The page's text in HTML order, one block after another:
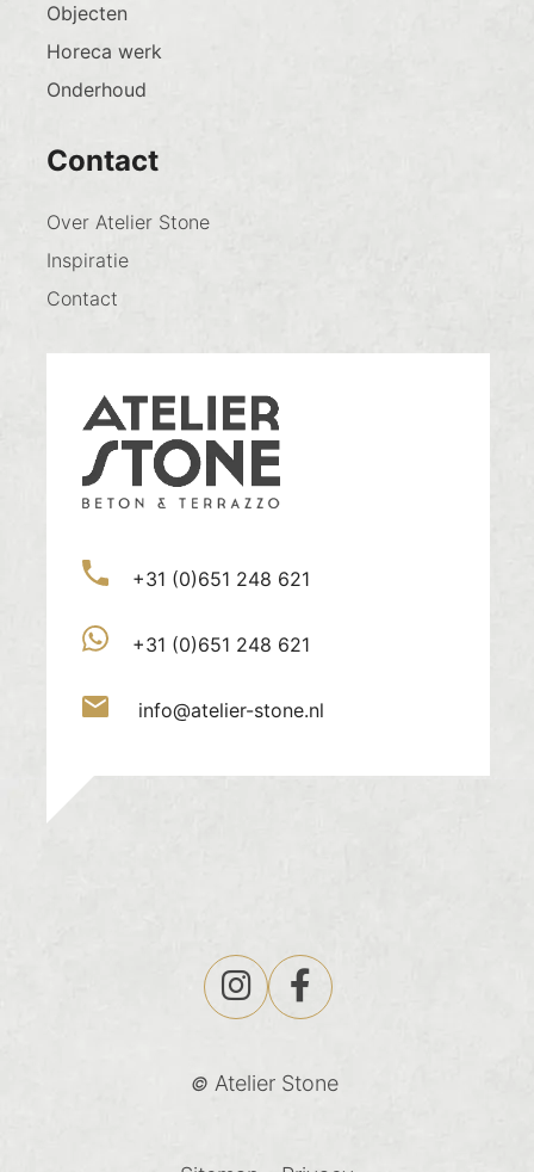
Objecten
Horeca werk
Onderhoud
Contact
Over Atelier Stone
Inspiratie
Contact
+31 (0)651 248 621
+31 (0)651 248 621
info@atelier-stone.nl
© Atelier Stone